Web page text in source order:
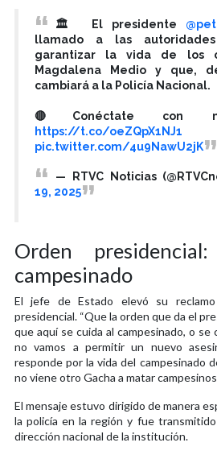
🏛️ El presidente
llamado a las
garantizar la vida de los
Magdalena Medio y que,
cambiará a la Policía Nacional.
🔴Conéctate con
https://t.co/oeZQpX1NJ1
pic.twitter.com/4u9NawU2jK
— RTVC Noticias
19, 2025
Orden
campesinado
El jefe de Estado elevó su
presidencial. “Que la orden que da el
que aquí se cuida al campesinado, o se
no vamos a permitir un nuevo
responde por la vida del campesinado
no viene otro Gacha a matar
El mensaje estuvo dirigido de manera
la policía en la región y fue
dirección nacional de la institución.